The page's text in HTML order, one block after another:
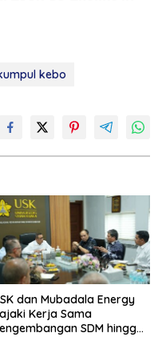
kebo
dan Mubadala Energy
Kerja Sama
SDM hingga